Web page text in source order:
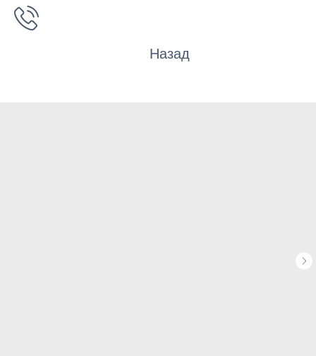
Назад